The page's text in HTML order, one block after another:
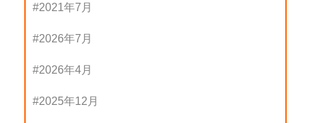
2021年7月
2026年7月
2026年4月
2025年12月